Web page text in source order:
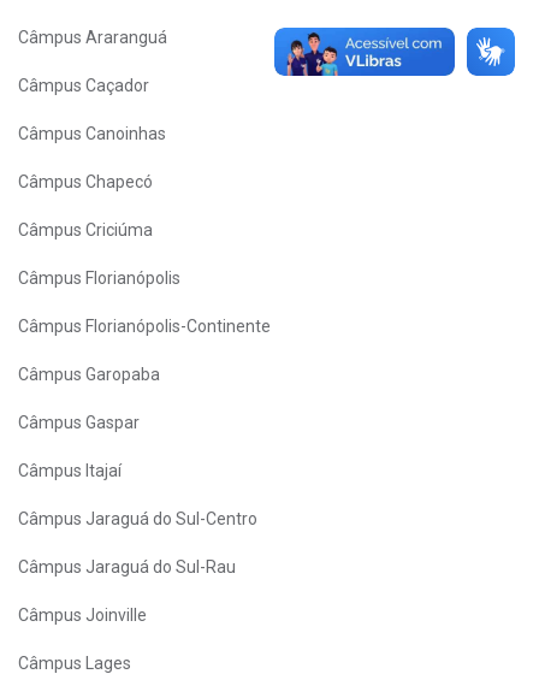
Câmpus Araranguá
Câmpus Caçador
Câmpus Canoinhas
Câmpus Chapecó
Câmpus Criciúma
Câmpus Florianópolis
Câmpus Florianópolis-Continente
Câmpus Garopaba
Câmpus Gaspar
Câmpus Itajaí
Câmpus Jaraguá do Sul-Centro
Câmpus Jaraguá do Sul-Rau
Câmpus Joinville
Câmpus Lages